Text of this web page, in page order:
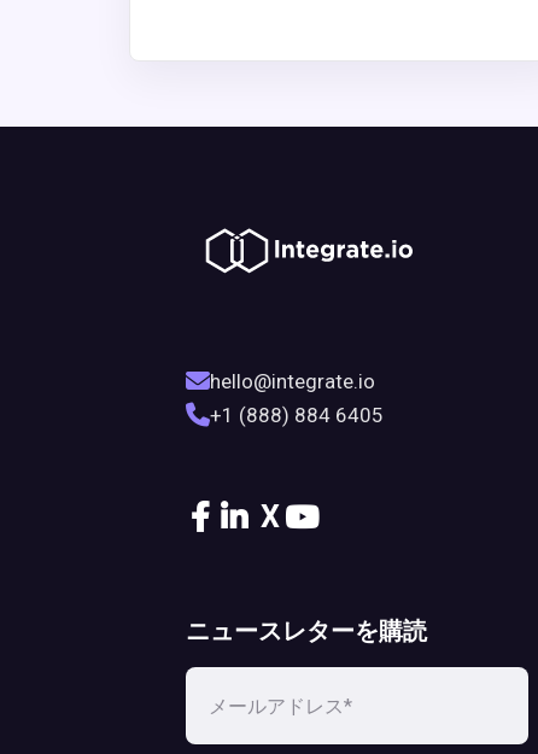
hello@integrate.io
+1 (888) 884 6405
X
ニュースレターを購読